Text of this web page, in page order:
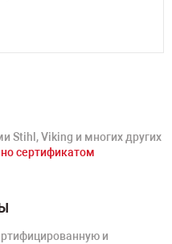
Viking и многих других
сертификатом
и